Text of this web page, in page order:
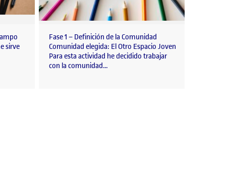
sirve
Fase 1 – Definición de la Comunidad
Comunidad elegida: El Otro Espacio Joven
Para esta actividad he decidido trabajar
con la comunidad…